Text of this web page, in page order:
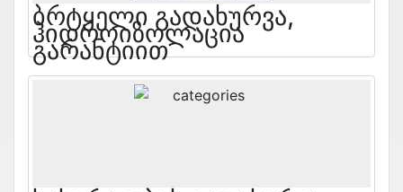
Ბრტყელი Გადახურვა,
Ჰიდროიზოლაცია
Გარანტიით